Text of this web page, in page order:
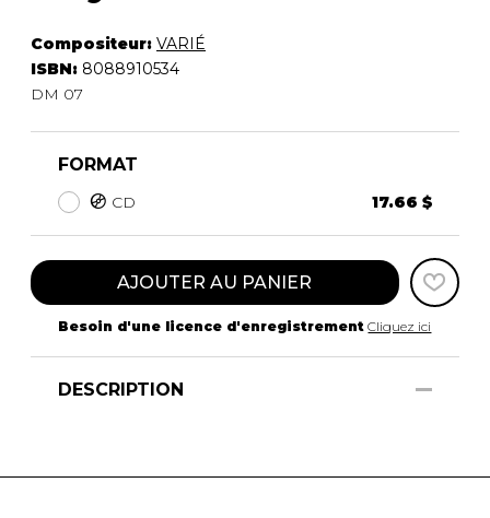
Compositeur: VARIÉ
ISBN: 8088910534
DM 07
FORMAT
CD 17.66 $
AJOUTER AU PANIER
Besoin d'une licence d'enregistrement Cliquez ici
DESCRIPTION